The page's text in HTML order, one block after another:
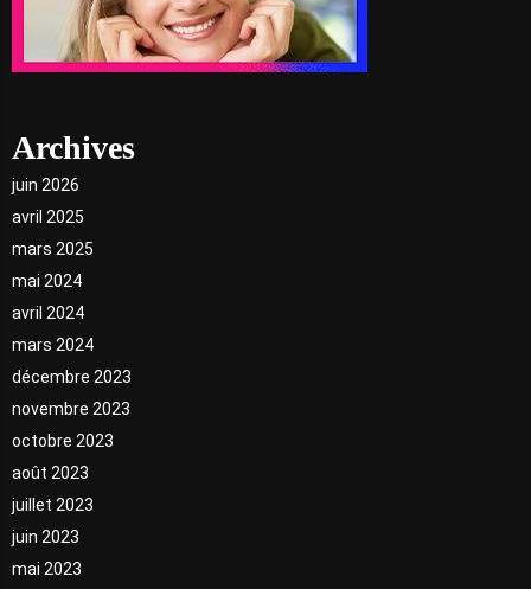
Archives
juin 2026
avril 2025
mars 2025
mai 2024
avril 2024
mars 2024
décembre 2023
novembre 2023
octobre 2023
août 2023
juillet 2023
juin 2023
mai 2023